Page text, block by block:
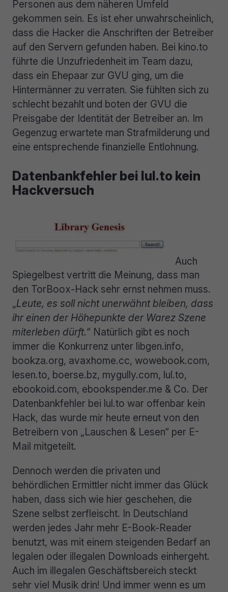
Personen aus dem näheren Umfeld
gekommen sein. Es ist eher unwahrscheinlich,
dass die Hacker die Anschriften der Betreiber
auf den Servern gefunden haben. Bei kino.to
führte die Unzufriedenheit im Team dazu,
dass ein Ehepaar zur GVU ging, um die
Hintermänner zu verraten. Sie fühlten sich zu
schlecht bezahlt und boten der GVU die
Preisgabe der Identität der Betreiber an. Im
Gegenzug erwartete man Strafmilderung und
eine entsprechende finanzielle Entlohnung.
Datenbankfehler bei lul.to kein
Hackversuch
Auch
Spiegelbest vertritt die Meinung, dass man
den TorBoox-Hack sehr ernst nehmen muss.
„Leute, es soll nicht unerwähnt bleiben, dass
ihr einen der Höhepunkte der Warez Szene
miterleben dürft.“ Natürlich gibt es noch
immer die Konkurrenz unter libgen.info,
bookza.org, avaxhome.cc, wowebook.com,
lesen.to, boerse.bz, mygully.com, lul.to,
ebookoid.com, ebookspender.me & Co. Der
Datenbankfehler bei lul.to war offenbar kein
Hack, das wurde mir heute erneut von den
Betreibern von „Lauschen & Lesen“ per E-
Mail mitgeteilt.
Dennoch werden die privaten und
behördlichen Ermittler nicht immer das Glück
haben, dass sich wie hier geschehen, die
Szene selbst zerfleischt. In Deutschland
werden jedes Jahr mehr E-Book-Reader
benutzt, was mit einem steigenden Bedarf an
legalen oder illegalen Downloads einhergeht.
Auch im illegalen Geschäftsbereich steckt
sehr viel Musik drin! Und immer wenn es um